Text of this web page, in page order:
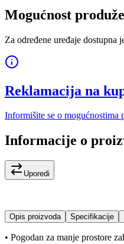
Mogućnost
Za određene uređaje dostupna
Reklamacija na
Informišite se o mogućnostima
Informacije o
Uporedi
Opis proizvoda Specifikacije
• Pogodan za manje prostore